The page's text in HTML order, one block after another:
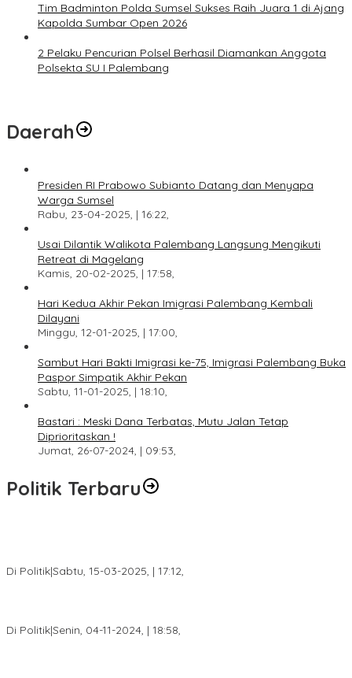
Tim Badminton Polda Sumsel Sukses Raih Juara 1 di Ajang
Kapolda Sumbar Open 2026
2 Pelaku Pencurian Polsel Berhasil Diamankan Anggota
Polsekta SU I Palembang
Daerah
Presiden RI Prabowo Subianto Datang dan Menyapa
Warga Sumsel
Rabu, 23-04-2025, | 16:22,
Usai Dilantik Walikota Palembang Langsung Mengikuti
Retreat di Magelang
Kamis, 20-02-2025, | 17:58,
Hari Kedua Akhir Pekan Imigrasi Palembang Kembali
Dilayani
Minggu, 12-01-2025, | 17:00,
Sambut Hari Bakti Imigrasi ke-75, Imigrasi Palembang Buka
Paspor Simpatik Akhir Pekan
Sabtu, 11-01-2025, | 18:10,
Bastari : Meski Dana Terbatas, Mutu Jalan Tetap
Diprioritaskan !
Jumat, 26-07-2024, | 09:53,
Politik Terbaru
Di Politik|Sabtu, 15-03-2025, | 17:12,
Di Politik|Senin, 04-11-2024, | 18:58,